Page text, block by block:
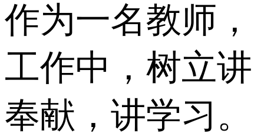
作为一名教师，
工作中，树立讲
奉献，讲学习。